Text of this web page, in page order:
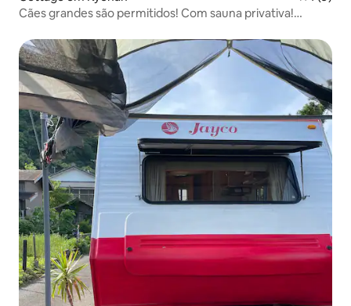
Cães grandes são permitidos! Com sauna privativa!